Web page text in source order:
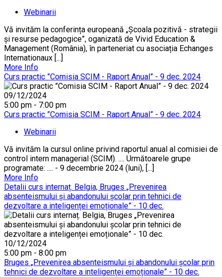
Webinarii
Vă invităm la conferința europeană „Școala pozitivă - strategii
și resurse pedagogice”, oganizată de Vivid Education &
Management (România), în parteneriat cu asociația Echanges
Internationaux [...]
More Info
Curs practic ”Comisia SCIM - Raport Anual” - 9 dec. 2024
09/12/2024
5:00 pm - 7:00 pm
Curs practic ”Comisia SCIM - Raport Anual” - 9 dec. 2024
Webinarii
Vă invităm la cursul online privind raportul anual al comisiei de
control intern managerial (SCIM). .... Următoarele grupe
programate: .... - 9 decembrie 2024 (luni), [...]
More Info
Detalii curs internaț. Belgia, Bruges „Prevenirea
absenteismului și abandonului școlar prin tehnici de
dezvoltare a inteligenței emoționale” - 10 dec.
10/12/2024
5:00 pm - 8:00 pm
Bruges „Prevenirea absenteismului și abandonului școlar prin
tehnici de dezvoltare a inteligenței emoționale” - 10 dec.